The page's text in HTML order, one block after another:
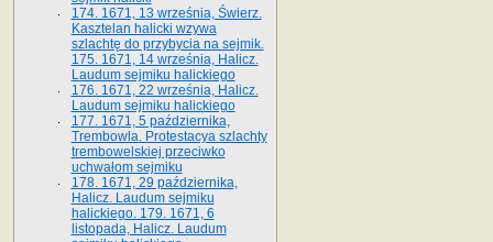
174. 1671, 13 września, Świerz.
Kasztelan halicki wzywa
szlachtę do przybycia na sejmik.
175. 1671, 14 września, Halicz.
Laudum sejmiku halickiego
176. 1671, 22 września, Halicz.
Laudum sejmiku halickiego
177. 1671, 5 października,
Trembowla. Protestacya szlachty
trembowelskiej przeciwko
uchwałom sejmiku
178. 1671, 29 października,
Halicz. Laudum sejmiku
halickiego. 179. 1671, 6
listopada, Halicz. Laudum